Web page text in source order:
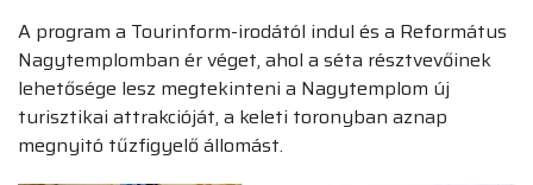
A program a Tourinform-irodától indul és a Református
Nagytemplomban ér véget, ahol a séta résztvevőinek
lehetősége lesz megtekinteni a Nagytemplom új
turisztikai attrakcióját, a keleti toronyban aznap
megnyitó tűzfigyelő állomást.